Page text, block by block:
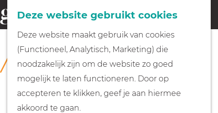
Deze website gebruikt cookies
Deze website maakt gebruik van cookies
(Functioneel, Analytisch, Marketing) die
noodzakelijk zijn om de website zo goed
mogelijk te laten functioneren. Door op
accepteren te klikken, geef je aan hiermee
akkoord te gaan.
G
a
Fietsen
Wandelen
o
e
k
e
n
COLLECTIE
Collectie Hilversum